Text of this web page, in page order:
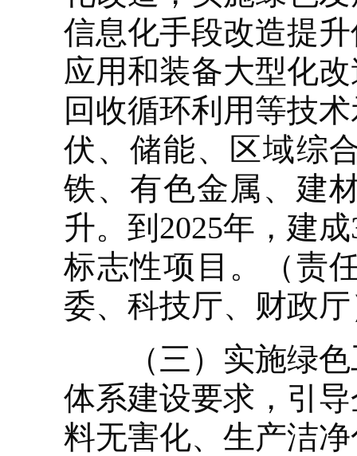
信息化手段改造提
应用和装备大型化
回收循环利用等技
伏、储能、区域综
铁、有色金属、建
升。到2025年，建
标志性项目。（责
委、科技厅、财政
（三）实施绿色
体系建设要求，引
料无害化、生产洁